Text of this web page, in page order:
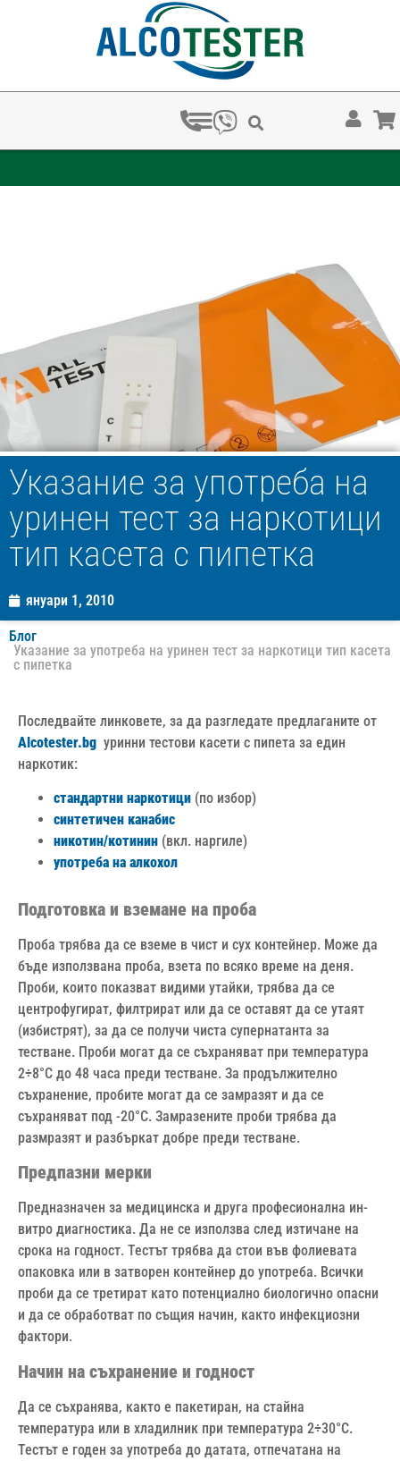
Указание за употреба на
уринен тест за наркотици
тип касета с пипетка
януари 1, 2010
Блог
Указание за употреба на уринен тест за наркотици тип касета
с пипетка
Последвайте линковете, за да разгледате предлаганите от
Alcotester.bg уринни тестови касети с пипета за един
наркотик:
стандартни наркотици (по избор)
синтетичен канабис
никотин/котинин (вкл. наргиле)
употреба на алкохол
Подготовка и вземане на проба
Проба трябва да се вземе в чист и сух контейнер. Може да
бъде използвана проба, взета по всяко време на деня.
Проби, които показват видими утайки, трябва да се
центрофугират, филтрират или да се оставят да се утаят
(избистрят), за да се получи чиста супернатанта за
тестване. Проби могат да се съхраняват при температура
2÷8°С до 48 часа преди тестване. За продължително
съхранение, пробите могат да се замразят и да се
съхраняват под -20°С. Замразените проби трябва да
размразят и разбъркат добре преди тестване.
Предпазни мерки
Предназначен за медицинска и друга професионална ин-
витро диагностика. Да не се използва след изтичане на
срока на годност. Тестът трябва да стои във фолиевата
опаковка или в затворен контейнер до употреба. Всички
проби да се третират като потенциално биологично опасни
и да се обработват по същия начин, както инфекциозни
фактори.
Начин на съхранение и годност
Да се съхранява, както е пакетиран, на стайна
температура или в хладилник при температура 2÷30°С.
Тестът е годен за употреба до датата, отпечатана на